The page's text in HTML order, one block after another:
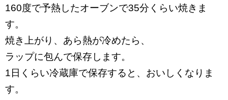
160度で予熱したオーブンで35分くらい焼きま
す。
焼き上がり、あら熱が冷めたら、
ラップに包んで保存します。
1日くらい冷蔵庫で保存すると、おいしくなりま
す。